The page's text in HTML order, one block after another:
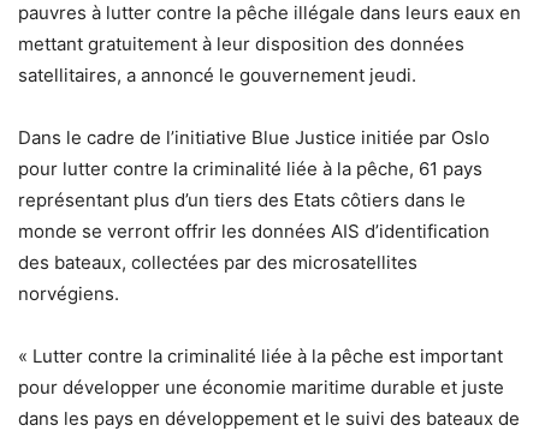
pauvres à lutter contre la pêche illégale dans leurs eaux en
mettant gratuitement à leur disposition des données
satellitaires, a annoncé le gouvernement jeudi.
Dans le cadre de l’initiative Blue Justice initiée par Oslo
pour lutter contre la criminalité liée à la pêche, 61 pays
représentant plus d’un tiers des Etats côtiers dans le
monde se verront offrir les données AIS d’identification
des bateaux, collectées par des microsatellites
norvégiens.
« Lutter contre la criminalité liée à la pêche est important
pour développer une économie maritime durable et juste
dans les pays en développement et le suivi des bateaux de